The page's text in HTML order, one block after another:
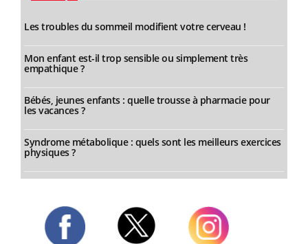
Les troubles du sommeil modifient votre cerveau !
Mon enfant est-il trop sensible ou simplement très
empathique ?
Bébés, jeunes enfants : quelle trousse à pharmacie pour
les vacances ?
Syndrome métabolique : quels sont les meilleurs exercices
physiques ?